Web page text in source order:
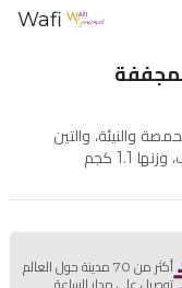
Wafi
والنيئة، والتين
1.1 كجم
أكثر من 70 مدينة حول العالم
توصيل على مدار الساعة